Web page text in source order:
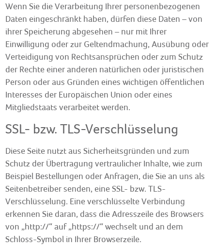
Wenn Sie die Verarbeitung Ihrer personenbezogenen
Daten eingeschränkt haben, dürfen diese Daten – von
ihrer Speicherung abgesehen – nur mit Ihrer
Einwilligung oder zur Geltendmachung, Ausübung oder
Verteidigung von Rechtsansprüchen oder zum Schutz
der Rechte einer anderen natürlichen oder juristischen
Person oder aus Gründen eines wichtigen öffentlichen
Interesses der Europäischen Union oder eines
Mitgliedstaats verarbeitet werden.
SSL- bzw. TLS-Verschlüsselung
Diese Seite nutzt aus Sicherheitsgründen und zum
Schutz der Übertragung vertraulicher Inhalte, wie zum
Beispiel Bestellungen oder Anfragen, die Sie an uns als
Seitenbetreiber senden, eine SSL- bzw. TLS-
Verschlüsselung. Eine verschlüsselte Verbindung
erkennen Sie daran, dass die Adresszeile des Browsers
von „http://“ auf „https://“ wechselt und an dem
Schloss-Symbol in Ihrer Browserzeile.